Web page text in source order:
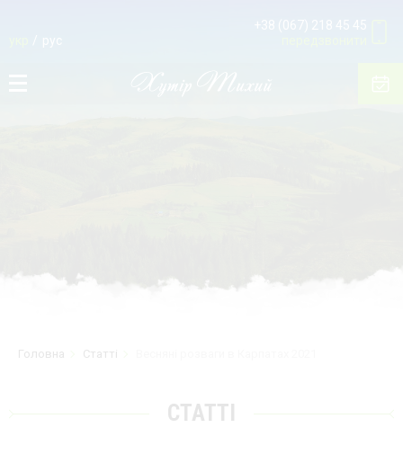
рус
+38 (067) 218 45 45
Головна Статті
СТАТТІ